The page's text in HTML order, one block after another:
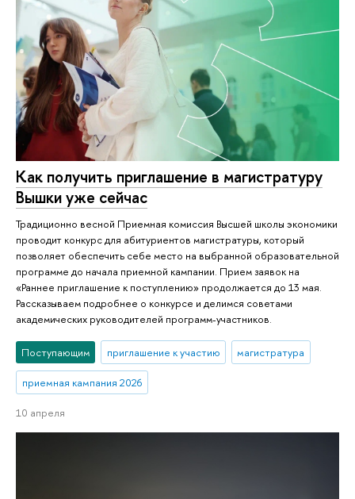
Как получить приглашение в магистратуру
Вышки уже сейчас
Традиционно весной Приемная комиссия Высшей школы экономики
проводит конкурс для абитуриентов магистратуры, который
позволяет обеспечить себе место на выбранной образовательной
программе до начала приемной кампании. Прием заявок на
«Раннее приглашение к поступлению» продолжается до 13 мая.
Рассказываем подробнее о конкурсе и делимся советами
академических руководителей программ-участников.
Поступающим приглашение к участию магистратура
приемная кампания 2026
10 апреля